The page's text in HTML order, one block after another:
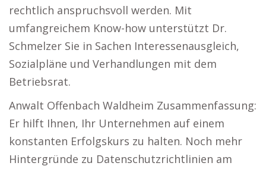
rechtlich anspruchsvoll werden. Mit
umfangreichem Know-how unterstützt Dr.
Schmelzer Sie in Sachen Interessenausgleich,
Sozialpläne und Verhandlungen mit dem
Betriebsrat.
Anwalt Offenbach Waldheim Zusammenfassung:
Er hilft Ihnen, Ihr Unternehmen auf einem
konstanten Erfolgskurs zu halten. Noch mehr
Hintergründe zu Datenschutzrichtlinien am